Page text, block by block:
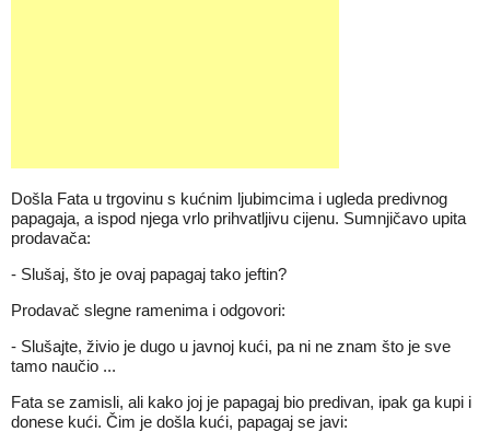
Došla Fata u trgovinu s kućnim ljubimcima i ugleda predivnog
papagaja, a ispod njega vrlo prihvatljivu cijenu. Sumnjičavo upita
prodavača:
- Slušaj, što je ovaj papagaj tako jeftin?
Prodavač slegne ramenima i odgovori:
- Slušajte, živio je dugo u javnoj kući, pa ni ne znam što je sve
tamo naučio ...
Fata se zamisli, ali kako joj je papagaj bio predivan, ipak ga kupi i
donese kući. Čim je došla kući, papagaj se javi: